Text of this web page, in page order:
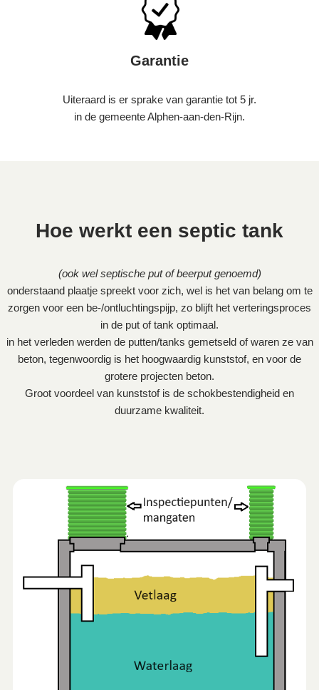
Garantie
Uiteraard is er sprake van garantie tot 5 jr.
in de gemeente Alphen-aan-den-Rijn.
Hoe werkt een septic tank
(ook wel septische put of beerput genoemd)
onderstaand plaatje spreekt voor zich, wel is het van belang om te
zorgen voor een be-/ontluchtingspijp, zo blijft het verteringsproces
in de put of tank optimaal.
in het verleden werden de putten/tanks gemetseld of waren ze van
beton, tegenwoordig is het hoogwaardig kunststof, en voor de
grotere projecten beton.
Groot voordeel van kunststof is de schokbestendigheid en
duurzame kwaliteit.